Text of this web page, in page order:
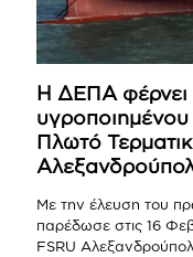
Η ΔΕΠΑ φέρνει
Πλωτό
Με την έλευση του
παρέδωσε στις 16
FSRU